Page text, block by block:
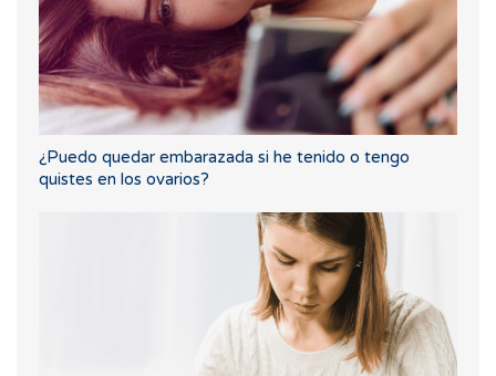
¿Puedo quedar embarazada si he tenido o tengo
quistes en los ovarios?